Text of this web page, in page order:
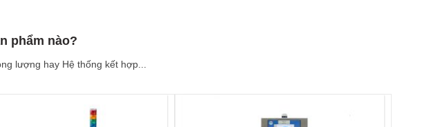
phẩm nào?
lượng hay Hệ thống kết hợp...